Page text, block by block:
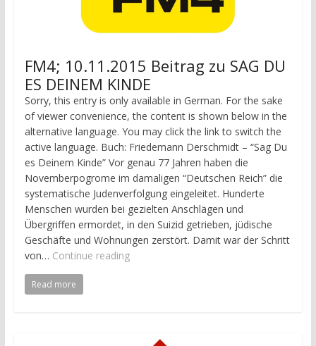
FM4; 10.11.2015 Beitrag zu SAG DU
ES DEINEM KINDE
Sorry, this entry is only available in German. For the sake
of viewer convenience, the content is shown below in the
alternative language. You may click the link to switch the
active language. Buch: Friedemann Derschmidt – “Sag Du
es Deinem Kinde” Vor genau 77 Jahren haben die
Novemberpogrome im damaligen “Deutschen Reich” die
systematische Judenverfolgung eingeleitet. Hunderte
Menschen wurden bei gezielten Anschlägen und
Übergriffen ermordet, in den Suizid getrieben, jüdische
Geschäfte und Wohnungen zerstört. Damit war der Schritt
von… Continue reading
Read more